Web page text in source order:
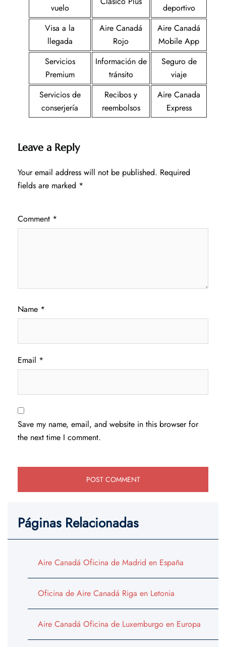
vuelo
deportivo
Visa a la
llegada
Aire Canadá
Rojo
Aire Canadá
Mobile App
Servicios
Premium
Información de
tránsito
Seguro de
viaje
Servicios de
conserjería
Recibos y
reembolsos
Aire Canada
Express
Leave a Reply
Your email address will not be published. Required
fields are marked *
Comment *
Name *
Email *
Save my name, email, and website in this browser for
the next time I comment.
Páginas Relacionadas
Aire Canadá Oficina de Madrid en España
Oficina de Aire Canadá Riga en Letonia
Aire Canadá Oficina de Luxemburgo en Europa